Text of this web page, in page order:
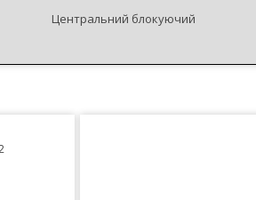
Центральний блокуючий